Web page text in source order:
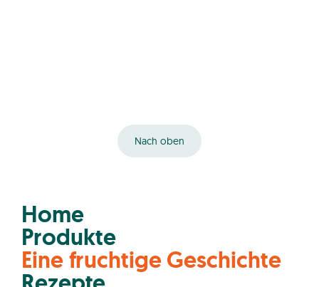
Home
Produkte
Eine fruchtige Geschichte
Nach oben